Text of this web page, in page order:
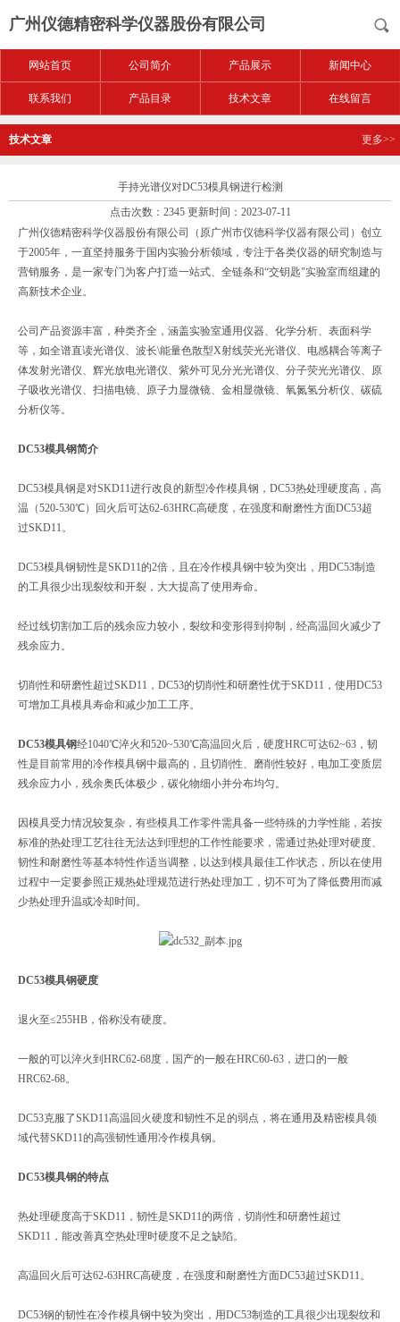
广州仪德精密科学仪器股份有限公司
网站首页 公司简介 产品展示 新闻中心
联系我们 产品目录 技术文章 在线留言
技术文章 更多>>
手持光谱仪对DC53模具钢进行检测
点击次数：2345 更新时间：2023-07-11
广州仪德精密科学仪器股份有限公司（原广州市仪德科学仪器有限公司）创立
于2005年，一直坚持服务于国内实验分析领域，专注于各类仪器的研究制造与
营销服务，是一家专门为客户打造一站式、全链条和“交钥匙"实验室而组建的
高新技术企业。
公司产品资源丰富，种类齐全，涵盖实验室通用仪器、化学分析、表面科学
等，如全谱直读光谱仪、波长\能量色散型X射线荧光光谱仪、电感耦合等离子
体发射光谱仪、辉光放电光谱仪、紫外可见分光光谱仪、分子荧光光谱仪、原
子吸收光谱仪、扫描电镜、原子力显微镜、金相显微镜、氧氮氢分析仪、碳硫
分析仪等。
DC53模具钢简介
DC53模具钢是对SKD11进行改良的新型冷作模具钢，DC53热处理硬度高，高
温（520-530℃）回火后可达62-63HRC高硬度，在强度和耐磨性方面DC53超
过SKD11。
DC53模具钢韧性是SKD11的2倍，且在冷作模具钢中较为突出，用DC53制造
的工具很少出现裂纹和开裂，大大提高了使用寿命。
经过线切割加工后的残余应力较小，裂纹和变形得到抑制，经高温回火减少了
残余应力。
切削性和研磨性超过SKD11，DC53的切削性和研磨性优于SKD11，使用DC53
可增加工具模具寿命和减少加工工序。
DC53模具钢经1040℃淬火和520~530℃高温回火后，硬度HRC可达62~63，韧
性是目前常用的冷作模具钢中最高的，且切削性、磨削性较好，电加工变质层
残余应力小，残余奥氏体极少，碳化物细小并分布均匀。
因模具受力情况较复杂，有些模具工作零件需具备一些特殊的力学性能，若按
标准的热处理工艺往往无法达到理想的工作性能要求，需通过热处理对硬度、
韧性和耐磨性等基本特性作适当调整，以达到模具最佳工作状态，所以在使用
过程中一定要参照正规热处理规范进行热处理加工，切不可为了降低费用而减
少热处理升温或冷却时间。
DC53模具钢硬度
退火至≤255HB，俗称没有硬度。
一般的可以淬火到HRC62-68度，国产的一般在HRC60-63，进口的一般
HRC62-68。
DC53克服了SKD11高温回火硬度和韧性不足的弱点，将在通用及精密模具领
域代替SKD11的高强韧性通用冷作模具钢。
DC53模具钢的特点
热处理硬度高于SKD11，韧性是SKD11的两倍，切削性和研磨性超过
SKD11，能改善真空热处理时硬度不足之缺陷。
高温回火后可达62-63HRC高硬度，在强度和耐磨性方面DC53超过SKD11。
DC53钢的韧性在冷作模具钢中较为突出，用DC53制造的工具很少出现裂纹和